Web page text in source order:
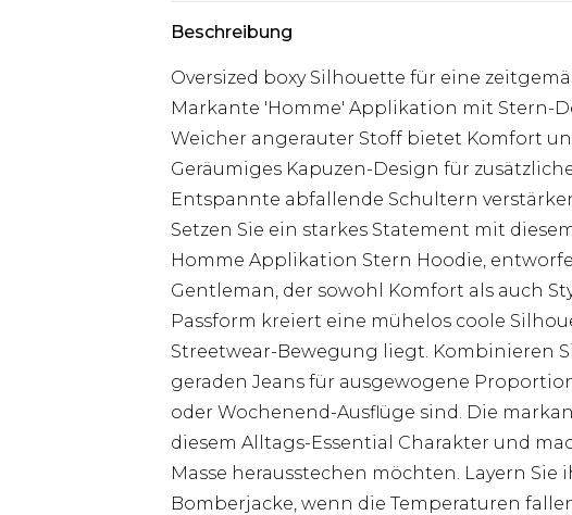
Beschreibung
Oversized boxy Silhouette für eine
Markante 'Homme' Applikation mit Stern-
Weicher angerauter Stoff bietet Komfort
Geräumiges Kapuzen-Design für
Entspannte abfallende Schultern
Setzen Sie ein starkes Statement mit
Homme Applikation Stern Hoodie,
Gentleman, der sowohl Komfort als auch
Passform kreiert eine mühelos coole
Streetwear-Bewegung liegt. Kombinieren
geraden Jeans für ausgewogene
oder Wochenend-Ausflüge sind. Die
diesem Alltags-Essential Charakter und
Masse herausstechen möchten. Layern Sie
Bomberjacke, wenn die Temperaturen